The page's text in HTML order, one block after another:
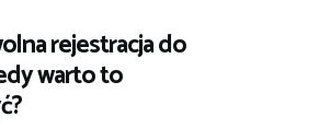
rejestracja do
warto to